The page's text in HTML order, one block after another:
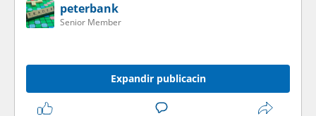
peterbank
Senior Member
Expandir publicacin